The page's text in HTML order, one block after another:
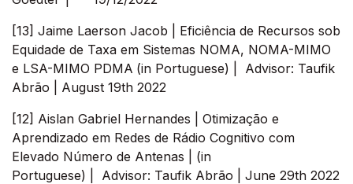
[13] Jaime Laerson Jacob | Eficiência de Recursos sob
Equidade de Taxa em Sistemas NOMA, NOMA-MIMO
e LSA-MIMO PDMA (in Portuguese) | Advisor: Taufik
Abrão | August 19th 2022
[12] Aislan Gabriel Hernandes | Otimização e
Aprendizado em Redes de Rádio Cognitivo com
Elevado Número de Antenas | (in
Portuguese) | Advisor: Taufik Abrão | June 29th 2022